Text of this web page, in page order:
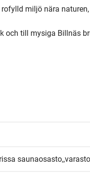
miljö nära
och till mysiga Billnäs